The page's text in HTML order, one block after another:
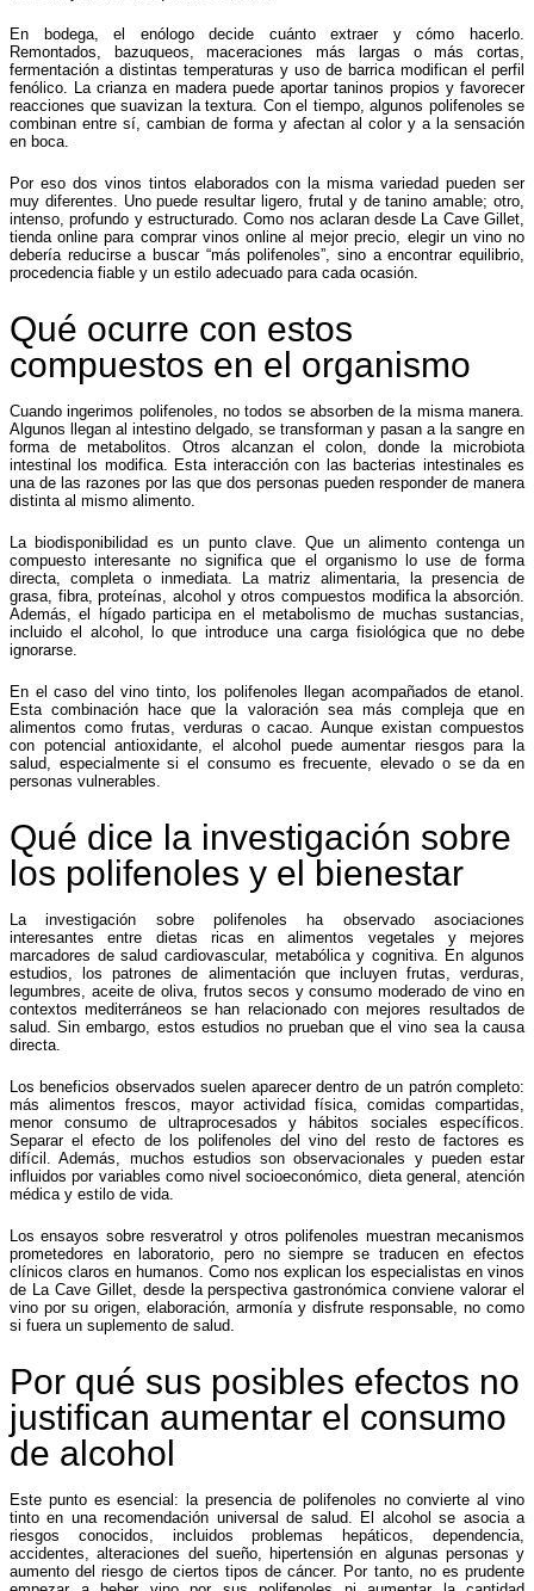
En bodega, el enólogo decide cuánto extraer y cómo hacerlo.
Remontados, bazuqueos, maceraciones más largas o más cortas,
fermentación a distintas temperaturas y uso de barrica modifican el perfil
fenólico. La crianza en madera puede aportar taninos propios y favorecer
reacciones que suavizan la textura. Con el tiempo, algunos polifenoles se
combinan entre sí, cambian de forma y afectan al color y a la sensación
en boca.
Por eso dos vinos tintos elaborados con la misma variedad pueden ser
muy diferentes. Uno puede resultar ligero, frutal y de tanino amable; otro,
intenso, profundo y estructurado. Como nos aclaran desde La Cave Gillet,
tienda online para comprar vinos online al mejor precio, elegir un vino no
debería reducirse a buscar “más polifenoles”, sino a encontrar equilibrio,
procedencia fiable y un estilo adecuado para cada ocasión.
Qué ocurre con estos
compuestos en el organismo
Cuando ingerimos polifenoles, no todos se absorben de la misma manera.
Algunos llegan al intestino delgado, se transforman y pasan a la sangre en
forma de metabolitos. Otros alcanzan el colon, donde la microbiota
intestinal los modifica. Esta interacción con las bacterias intestinales es
una de las razones por las que dos personas pueden responder de manera
distinta al mismo alimento.
La biodisponibilidad es un punto clave. Que un alimento contenga un
compuesto interesante no significa que el organismo lo use de forma
directa, completa o inmediata. La matriz alimentaria, la presencia de
grasa, fibra, proteínas, alcohol y otros compuestos modifica la absorción.
Además, el hígado participa en el metabolismo de muchas sustancias,
incluido el alcohol, lo que introduce una carga fisiológica que no debe
ignorarse.
En el caso del vino tinto, los polifenoles llegan acompañados de etanol.
Esta combinación hace que la valoración sea más compleja que en
alimentos como frutas, verduras o cacao. Aunque existan compuestos
con potencial antioxidante, el alcohol puede aumentar riesgos para la
salud, especialmente si el consumo es frecuente, elevado o se da en
personas vulnerables.
Qué dice la investigación sobre
los polifenoles y el bienestar
La investigación sobre polifenoles ha observado asociaciones
interesantes entre dietas ricas en alimentos vegetales y mejores
marcadores de salud cardiovascular, metabólica y cognitiva. En algunos
estudios, los patrones de alimentación que incluyen frutas, verduras,
legumbres, aceite de oliva, frutos secos y consumo moderado de vino en
contextos mediterráneos se han relacionado con mejores resultados de
salud. Sin embargo, estos estudios no prueban que el vino sea la causa
directa.
Los beneficios observados suelen aparecer dentro de un patrón completo:
más alimentos frescos, mayor actividad física, comidas compartidas,
menor consumo de ultraprocesados y hábitos sociales específicos.
Separar el efecto de los polifenoles del vino del resto de factores es
difícil. Además, muchos estudios son observacionales y pueden estar
influidos por variables como nivel socioeconómico, dieta general, atención
médica y estilo de vida.
Los ensayos sobre resveratrol y otros polifenoles muestran mecanismos
prometedores en laboratorio, pero no siempre se traducen en efectos
clínicos claros en humanos. Como nos explican los especialistas en vinos
de La Cave Gillet, desde la perspectiva gastronómica conviene valorar el
vino por su origen, elaboración, armonía y disfrute responsable, no como
si fuera un suplemento de salud.
Por qué sus posibles efectos no
justifican aumentar el consumo
de alcohol
Este punto es esencial: la presencia de polifenoles no convierte al vino
tinto en una recomendación universal de salud. El alcohol se asocia a
riesgos conocidos, incluidos problemas hepáticos, dependencia,
accidentes, alteraciones del sueño, hipertensión en algunas personas y
aumento del riesgo de ciertos tipos de cáncer. Por tanto, no es prudente